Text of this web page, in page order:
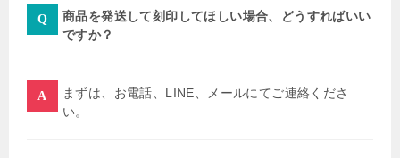
商品を発送して刻印してほしい場合、どうすればいい
ですか？
まずは、お電話、LINE、メールにてご連絡くださ
い。